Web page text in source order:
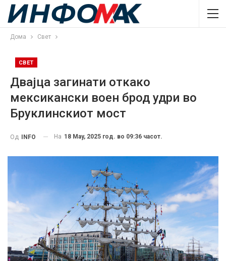
Дома Свет
СВЕТ
Двајца загинати откако
мексикански воен брод удри во
Бруклинскиот мост
Од INFO На 18 May, 2025 год. во 09:36 часот.